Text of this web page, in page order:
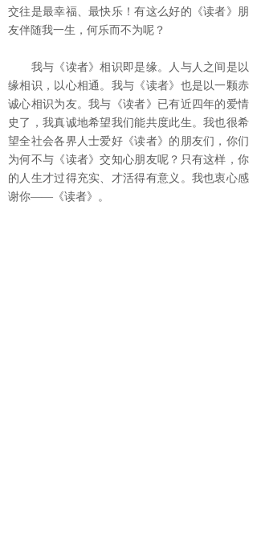
交往是最幸福、最快乐！有这么好的《读者》朋
友伴随我一生，何乐而不为呢？
我与《读者》相识即是缘。人与人之间是以
缘相识，以心相通。我与《读者》也是以一颗赤
诚心相识为友。我与《读者》已有近四年的爱情
史了，我真诚地希望我们能共度此生。我也很希
望全社会各界人士爱好《读者》的朋友们，你们
为何不与《读者》交知心朋友呢？只有这样，你
的人生才过得充实、才活得有意义。我也衷心感
谢你——《读者》。